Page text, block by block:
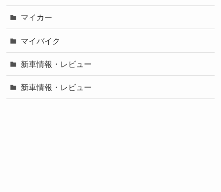
マイカー
マイバイク
新車情報・レビュー
新車情報・レビュー